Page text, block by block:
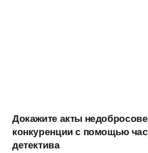
Докажите акты
конкуренции с помощью
детектива